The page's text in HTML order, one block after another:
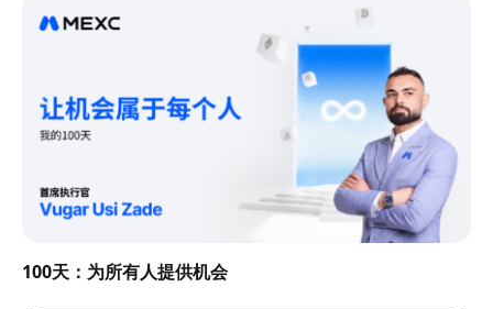
100天：为所有人提供机会